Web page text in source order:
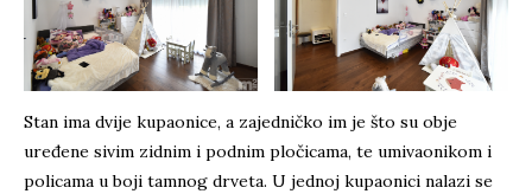
Stan ima dvije kupaonice, a zajedničko im je što su obje
uređene sivim zidnim i podnim pločicama, te umivaonikom i
policama u boji tamnog drveta. U jednoj kupaonici nalazi se